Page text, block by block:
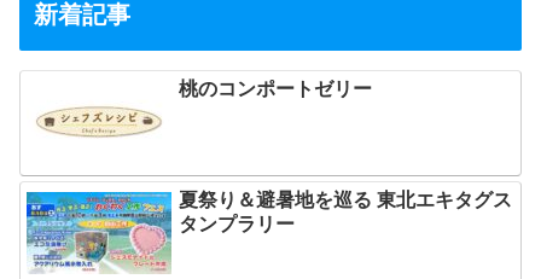
新着記事
桃のコンポートゼリー
夏祭り＆避暑地を巡る 東北エキタグス
タンプラリー